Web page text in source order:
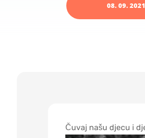
08. 09.
Čuvaj našu djecu i